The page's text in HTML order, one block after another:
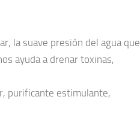
la suave presión del agua que
ayuda a drenar toxinas,
purificante estimulante,